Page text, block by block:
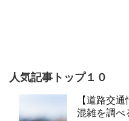
人気記事トップ１０
【道路交
混雑を調べ